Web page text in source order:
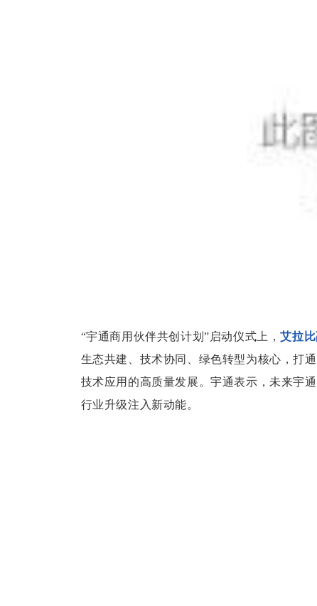
“宇通商用伙伴共创计划”启动仪式上，艾拉
生态共建、技术协同、绿色转型为核心，打
技术应用的高质量发展。宇通表示，未来宇
行业升级注入新动能。